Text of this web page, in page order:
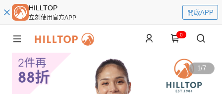
HILLTOP
立刻使用官方APP
開啟APP
0
1/7